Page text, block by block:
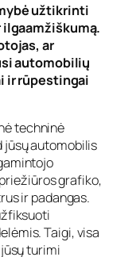
užtikrinti
ar
automobilių
ir rūpestingai
techninė
jūsų automobilis
grafiko,
ir padangas.
Taigi, visa
turimi